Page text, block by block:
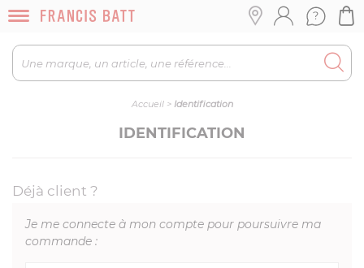
Accueil> Identification
IDENTIFICATION
Déjà client ?
Je me connecte à mon compte pour poursuivre ma
commande :